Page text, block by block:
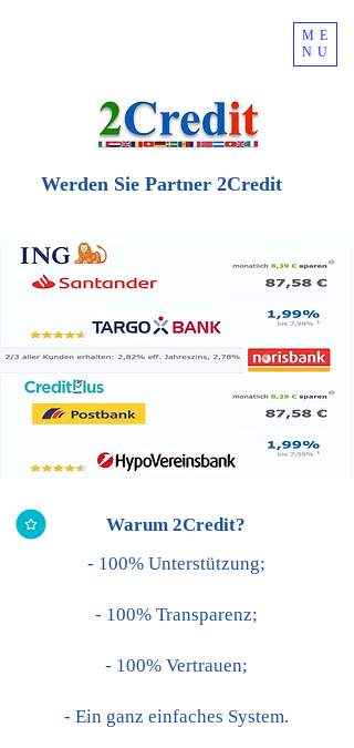
ME
NU
Werden Sie Partner 2Credit
Warum 2Credit?
- 100% Unterstützung;
- 100% Transparenz;
- 100% Vertrauen;
- Ein ganz einfaches System.